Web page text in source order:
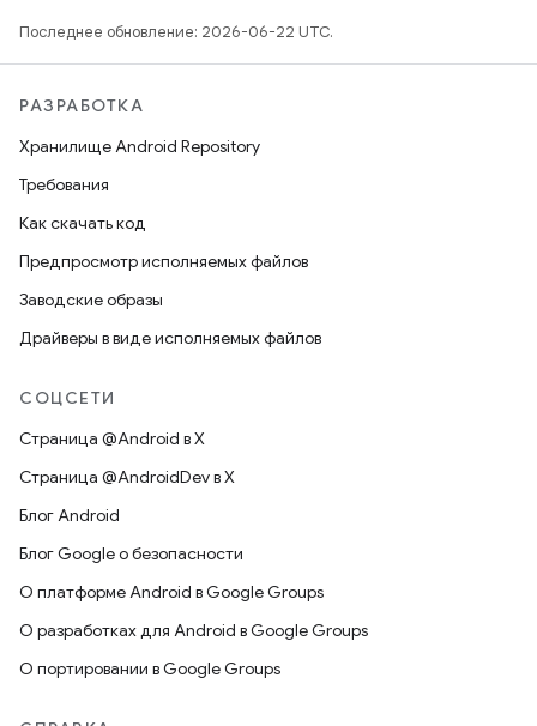
Последнее обновление: 2026-06-22 UTC.
РАЗРАБОТКА
Хранилище Android Repository
Требования
Как скачать код
Предпросмотр исполняемых файлов
Заводские образы
Драйверы в виде исполняемых файлов
СОЦСЕТИ
Страница @Android в X
Страница @AndroidDev в X
Блог Android
Блог Google о безопасности
О платформе Android в Google Groups
О разработках для Android в Google Groups
О портировании в Google Groups